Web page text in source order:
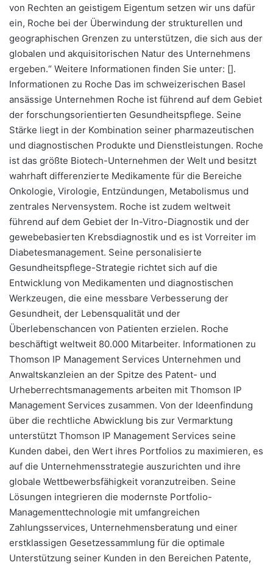
von Rechten an geistigem Eigentum setzen wir uns dafür
ein, Roche bei der Überwindung der strukturellen und
geographischen Grenzen zu unterstützen, die sich aus der
globalen und akquisitorischen Natur des Unternehmens
ergeben.“ Weitere Informationen finden Sie unter: [].
Informationen zu Roche Das im schweizerischen Basel
ansässige Unternehmen Roche ist führend auf dem Gebiet
der forschungsorientierten Gesundheitspflege. Seine
Stärke liegt in der Kombination seiner pharmazeutischen
und diagnostischen Produkte und Dienstleistungen. Roche
ist das größte Biotech-Unternehmen der Welt und besitzt
wahrhaft differenzierte Medikamente für die Bereiche
Onkologie, Virologie, Entzündungen, Metabolismus und
zentrales Nervensystem. Roche ist zudem weltweit
führend auf dem Gebiet der In-Vitro-Diagnostik und der
gewebebasierten Krebsdiagnostik und es ist Vorreiter im
Diabetesmanagement. Seine personalisierte
Gesundheitspflege-Strategie richtet sich auf die
Entwicklung von Medikamenten und diagnostischen
Werkzeugen, die eine messbare Verbesserung der
Gesundheit, der Lebensqualität und der
Überlebenschancen von Patienten erzielen. Roche
beschäftigt weltweit 80.000 Mitarbeiter. Informationen zu
Thomson IP Management Services Unternehmen und
Anwaltskanzleien an der Spitze des Patent- und
Urheberrechtsmanagements arbeiten mit Thomson IP
Management Services zusammen. Von der Ideenfindung
über die rechtliche Abwicklung bis zur Vermarktung
unterstützt Thomson IP Management Services seine
Kunden dabei, den Wert ihres Portfolios zu maximieren, es
auf die Unternehmensstrategie auszurichten und ihre
globale Wettbewerbsfähigkeit voranzutreiben. Seine
Lösungen integrieren die modernste Portfolio-
Managementtechnologie mit umfangreichen
Zahlungsservices, Unternehmensberatung und einer
erstklassigen Gesetzessammlung für die optimale
Unterstützung seiner Kunden in den Bereichen Patente,